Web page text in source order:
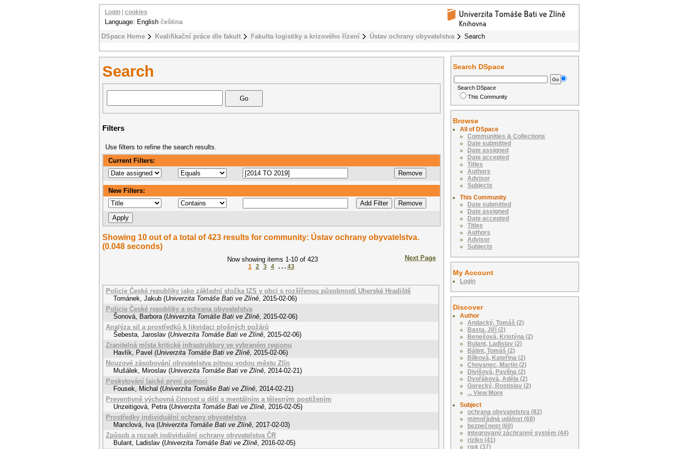
DSpace Home Kvalifikační práce dle fakult Fakulta logistiky a krizového řízení Ústav ochrany obyvatelstva Search
Login cookies
Language: English čeština
Search
Filters
Use filters to refine the search results.
Current Filters:
New Filters:
Showing 10 out of a total of 423 results for community: Ústav ochrany obyvatelstva.
(0.048 seconds)
Now showing items 1-10 of 423
1 2 3 4 . . . 43
Next Page
Policie České republiky jako základní složka IZS v obci s rozšířenou působností Uherské Hradiště
Tománek, Jakub (Univerzita Tomáše Bati ve Zlíně 2015-02-06)
Policie České republiky a ochrana obyvatelstva
Šonová, Barbora (Univerzita Tomáše Bati ve Zlíně 2015-02-06)
Analýza sil a prostředků k likvidaci plošných požárů
Šebesta, Jaroslav (Univerzita Tomáše Bati ve Zlíně 2015-02-06)
Zranitelná místa kritické infrastruktury ve vybraném regionu
Havlík, Pavel (Univerzita Tomáše Bati ve Zlíně 2015-02-06)
Nouzové zásobování obyvatelstva pitnou vodou městu Zlín
Mušálek, Miroslav (Univerzita Tomáše Bati ve Zlíně 2014-02-21 )
Poskytování laické první pomoci
Fousek, Michal (Univerzita Tomáše Bati ve Zlíně 2014-02-21 )
Preventivně výchovná činnost u dětí s mentálním a tělesným postižením
Unzeitigová, Petra (Univerzita Tomáše Bati ve Zlíně 2016-02-05)
Prostředky individuální ochrany obyvatelstva
Manclová, Iva (Univerzita Tomáše Bati ve Zlíně 2017-02-03)
Způsob a rozsah individuální ochrany obyvatelstva ČR
Bulant, Ladislav (Univerzita Tomáše Bati ve Zlíně 2016-02-05)
Search DSpace
Search DSpace
This Community
Browse
All of DSpace
Communities & Collections
Date submitted
Date assigned
Date accepted
Titles
Authors
Advisor
Subjects
This Community
Date submitted
Date assigned
Date accepted
Titles
Authors
Advisor
Subjects
My Account
Login
Discover
Author
Andacký, Tomáš (2)
Basta, Jiří (2)
Benešová, Kristýna (2)
Bulant, Ladislav (2)
Bálint, Tomáš (2)
Bílková, Kateřina (2)
Chovanec, Martin (2)
Divišová, Pavlína (2)
Dvořáková, Adéla (2)
Gorecký, Rostislav (2)
... View More
Subject
ochrana obyvatelstva (82)
mimořádná událost (68)
bezpečnost (60)
integrovaný záchranný systém (44)
riziko (41)
risk (37)